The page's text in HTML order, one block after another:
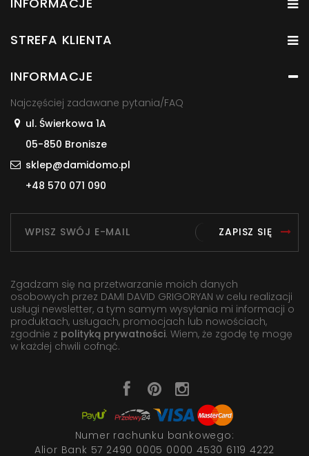
STREFA KLIENTA
INFORMACJE
Najczęściej zadawane pytania/FAQ
ul. Świerkowa 1A
05-850 Bronisze
sklep@damidomo.pl
+48 570 071 090
ZAPISZ SIĘ
Zgadzam się na przetwarzanie moich danych
osobowych przez DAMI DAVID GRIGORYAN w celu realizacji
usługi newsletter, a tym samym wysyłania mi informacji o
produktach, usługach, promocjach lub nowościach,
zgodnie z polityką prywatności. Wiem, że zgodę tę mogę
w każdej chwili cofnąć.
Numer rachunku bankowego:
Alior Bank 57 2490 0005 0000 4530 6119 4222